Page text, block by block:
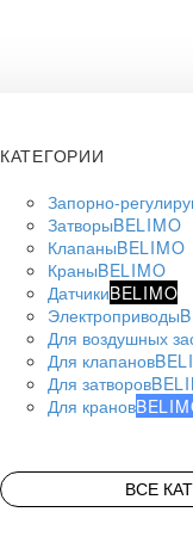
КАТЕГОРИИ
Запорно-
ЗатворыBELIMO
КлапаныBELIMO
КраныBELIMO
ДатчикиBELIMO
Электроприводы
Для воздушных
Для клапанов
Для затворов
Для кранов
ВСЕ